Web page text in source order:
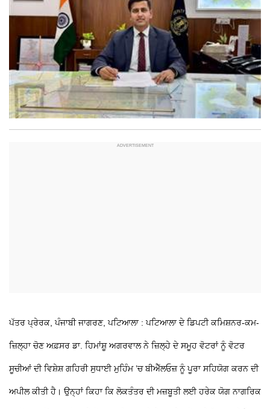
ਪੱਤਰ ਪ੍ਰੇਰਕ, ਪੰਜਾਬੀ ਜਾਗਰਣ, ਪਟਿਆਲਾ : ਪਟਿਆਲਾ ਦੇ ਡਿਪਟੀ ਕਮਿਸ਼ਨਰ-ਕਮ-
ਜ਼ਿਲ੍ਹਾ ਚੋਣ ਅਫ਼ਸਰ ਡਾ. ਹਿਮਾਂਸ਼ੂ ਅਗਰਵਾਲ ਨੇ ਜ਼ਿਲ੍ਹੇ ਦੇ ਸਮੂਹ ਵੋਟਰਾਂ ਨੂੰ ਵੋਟਰ
ਸੂਚੀਆਂ ਦੀ ਵਿਸ਼ੇਸ਼ ਗਹਿਰੀ ਸੁਧਾਈ ਮੁਹਿੰਮ ’ਚ ਬੀਐੱਲਓਜ਼ ਨੂੰ ਪੂਰਾ ਸਹਿਯੋਗ ਕਰਨ ਦੀ
ਅਪੀਲ ਕੀਤੀ ਹੈ। ਉਨ੍ਹਾਂ ਕਿਹਾ ਕਿ ਲੋਕਤੰਤਰ ਦੀ ਮਜ਼ਬੂਤੀ ਲਈ ਹਰੇਕ ਯੋਗ ਨਾਗਰਿਕ